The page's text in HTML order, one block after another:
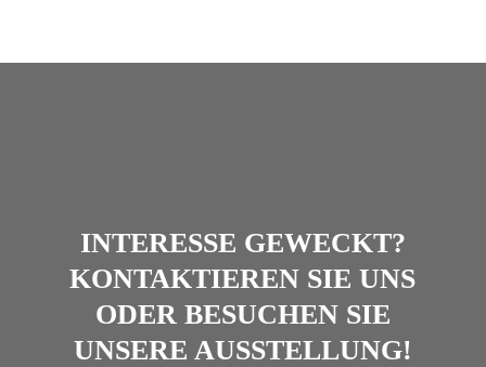
INTERESSE GEWECKT?
KONTAKTIEREN SIE UNS
ODER BESUCHEN SIE
UNSERE AUSSTELLUNG!
Kundenbewertungen und Erfahrungen zu
WERNER Sanierung GmbH